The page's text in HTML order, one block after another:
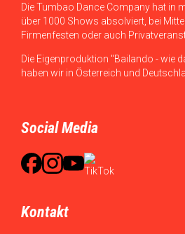
Die Tumbao Dance Company hat in
über 1000 Shows absolviert, bei
Firmenfesten oder auch
Die Eigenproduktion "Bailando - wie
haben wir in Österreich und
Social Media
Kontakt